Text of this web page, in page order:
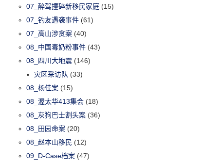
07_醉驾撞碎新移民家庭 (15)
07_钓友遇袭事件 (61)
07_高山涉贪案 (40)
08_中国毒奶粉事件 (43)
08_四川大地震 (146)
灾区采访队 (33)
08_杨佳案 (15)
08_渥太华413集会 (18)
08_灰狗巴士割头案 (36)
08_田园命案 (20)
08_赵本山移民 (12)
09_D-Case档案 (47)